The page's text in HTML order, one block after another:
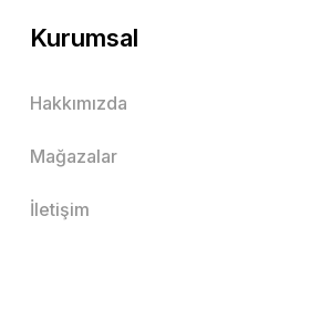
Kurumsal
Hakkımızda
Mağazalar
İletişim